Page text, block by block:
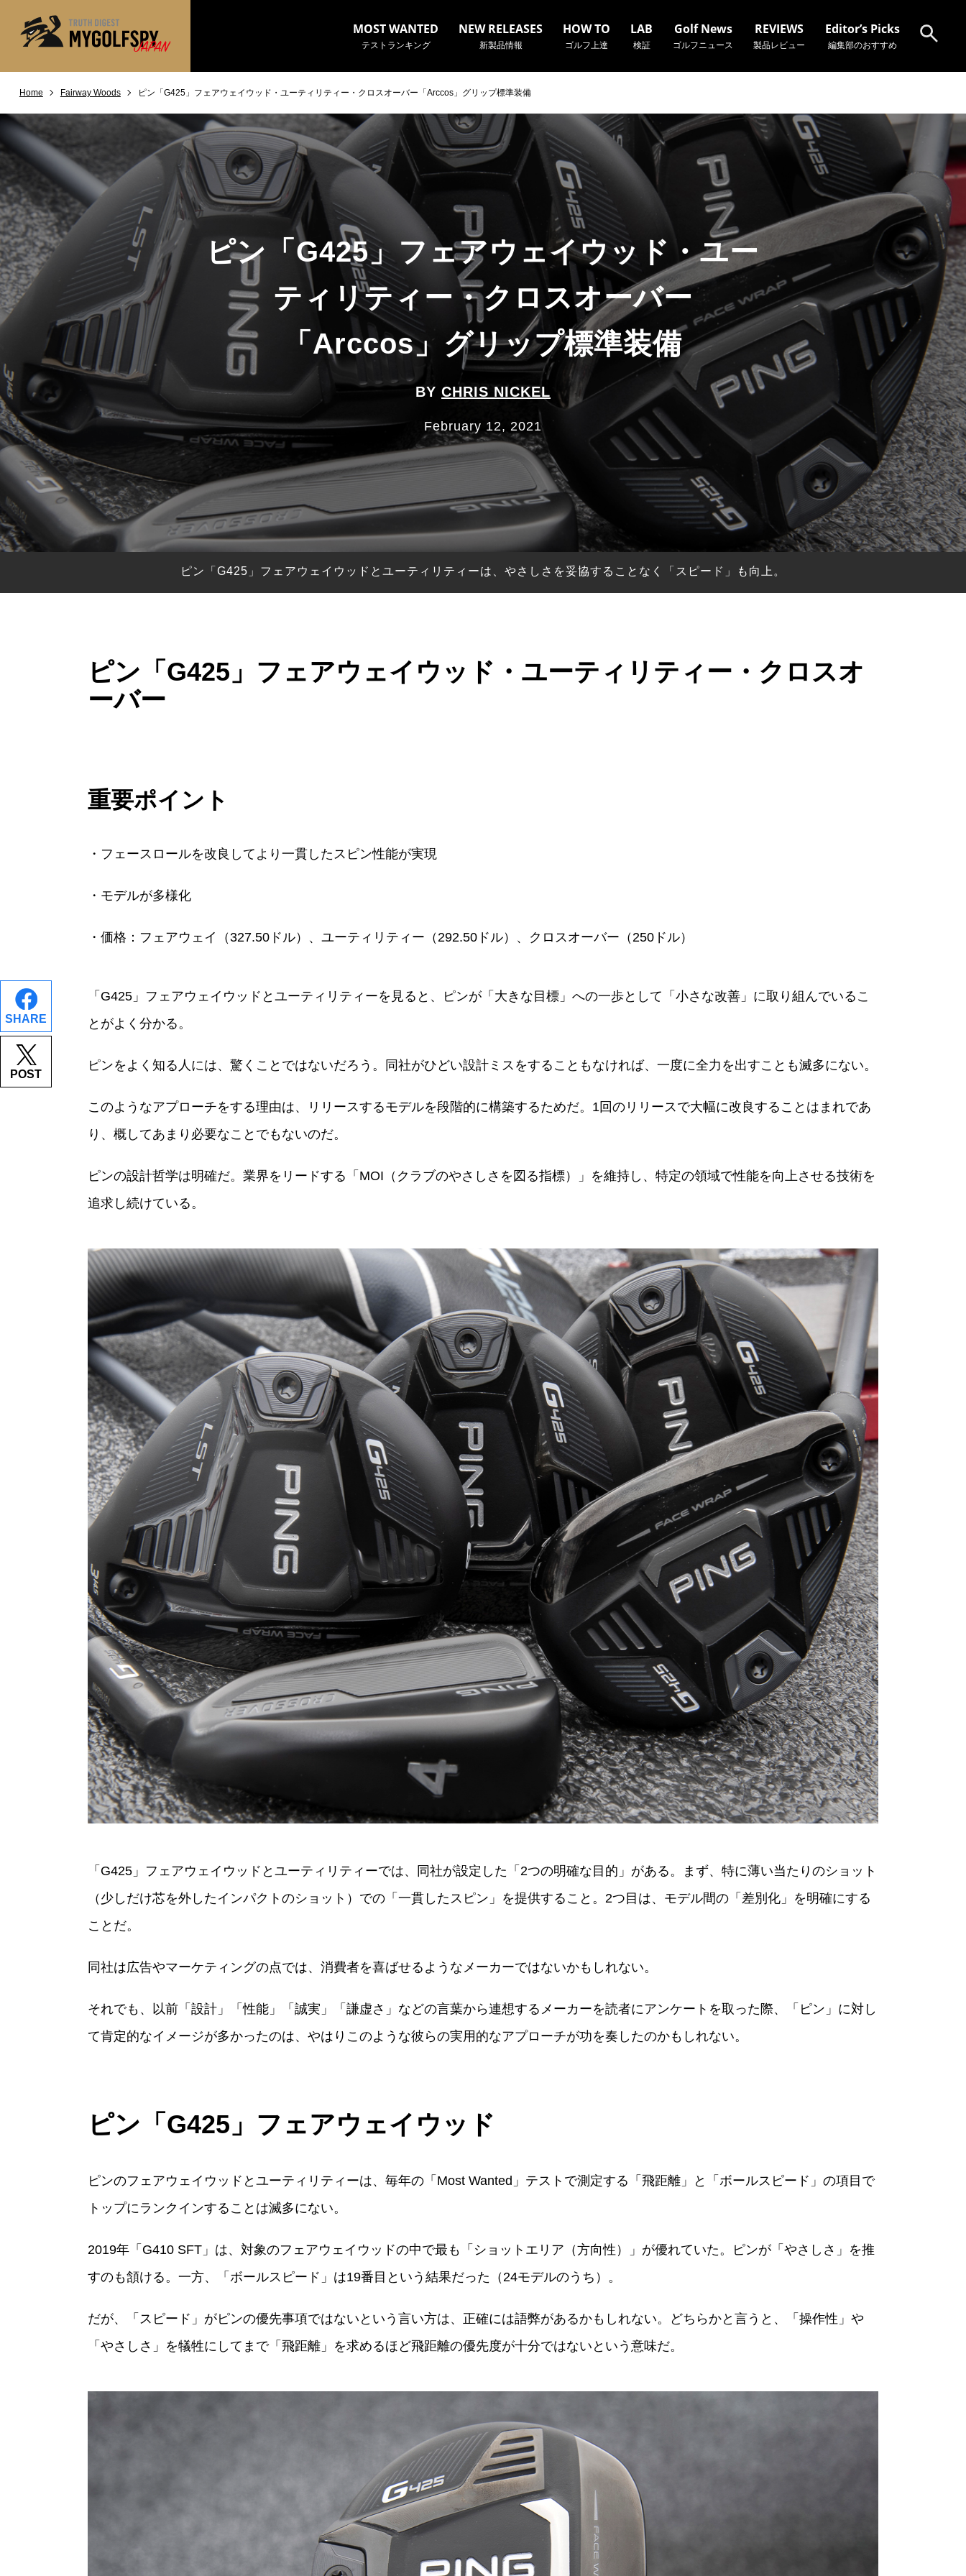
MOST WANTED
テストランキング
NEW RELEASES
新製品情報
HOW TO
ゴルフ上達
LAB
検証
Golf News
ゴルフニュース
REVIEWS
製品レビュー
Editor’s Picks
編集部のおすすめ
Home Fairway Woods ピン「G425」フェアウェイウッド・ユーティリティー・クロスオーバー「Arccos」グリップ標準装備
SHARE
POST
ピン「G425」フェアウェイウッド・ユー
ティリティー・クロスオーバー
「Arccos」グリップ標準装備
BY CHRIS NICKEL
February 12, 2021
ピン「G425」フェアウェイウッドとユーティリティーは、やさしさを妥協することなく「スピード」も向上。
ピン「G425」フェアウェイウッド・ユーティリティー・クロスオ
ーバー
重要ポイント
・フェースロールを改良してより一貫したスピン性能が実現
・モデルが多様化
・価格：フェアウェイ（327.50ドル）、ユーティリティー（292.50ドル）、クロスオーバー（250ドル）
「G425」フェアウェイウッドとユーティリティーを見ると、ピンが「大きな目標」への一歩として「小さな改善」に取り組んでいるこ
とがよく分かる。
ピンをよく知る人には、驚くことではないだろう。同社がひどい設計ミスをすることもなければ、一度に全力を出すことも滅多にない。
このようなアプローチをする理由は、リリースするモデルを段階的に構築するためだ。1回のリリースで大幅に改良することはまれであ
り、概してあまり必要なことでもないのだ。
ピンの設計哲学は明確だ。業界をリードする「MOI（クラブのやさしさを図る指標）」を維持し、特定の領域で性能を向上させる技術を
追求し続けている。
「G425」フェアウェイウッドとユーティリティーでは、同社が設定した「2つの明確な目的」がある。まず、特に薄い当たりのショット
（少しだけ芯を外したインパクトのショット）での「一貫したスピン」を提供すること。2つ目は、モデル間の「差別化」を明確にする
ことだ。
同社は広告やマーケティングの点では、消費者を喜ばせるようなメーカーではないかもしれない。
それでも、以前「設計」「性能」「誠実」「謙虚さ」などの言葉から連想するメーカーを読者にアンケートを取った際、「ピン」に対し
て肯定的なイメージが多かったのは、やはりこのような彼らの実用的なアプローチが功を奏したのかもしれない。
ピン「G425」フェアウェイウッド
ピンのフェアウェイウッドとユーティリティーは、毎年の「Most Wanted」テストで測定する「飛距離」と「ボールスピード」の項目で
トップにランクインすることは滅多にない。
2019年「G410 SFT」は、対象のフェアウェイウッドの中で最も「ショットエリア（方向性）」が優れていた。ピンが「やさしさ」を推
すのも頷ける。一方、「ボールスピード」は19番目という結果だった（24モデルのうち）。
だが、「スピード」がピンの優先事項ではないという言い方は、正確には語弊があるかもしれない。どちらかと言うと、「操作性」や
「やさしさ」を犠牲にしてまで「飛距離」を求めるほど飛距離の優先度が十分ではないという意味だ。
MOST WANTED
NEW RELEASES 新製品情報
HOW TO ゴルフ上達・実践テクニック
LAB テスト・データ検証
Golf News ゴルフニュース
REVIEWS 製品レビュー
DRIVERS
FAIRWAY WOODS フェアウェイウッド
HYBRIDS ハイブリッド
IRONS アイアン
WEDGES ウェッジ
PUTTERS
OTHER その他
Editor’s Picks 編集部のおすすめ
Our Team 私たちのチーム
Our Mission 私たちの使命
※メーカー名やクラブ名など、検索したい事柄を入力してください。